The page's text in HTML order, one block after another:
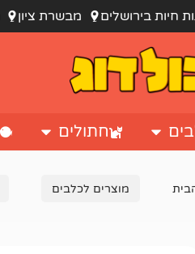
חיות בירושלים מבשרת ציון
חתולים
מוצרים לכלבים